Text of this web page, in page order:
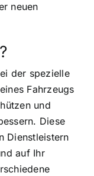
neuen
der spezielle
Fahrzeugs
und
Diese
Dienstleistern
auf Ihr